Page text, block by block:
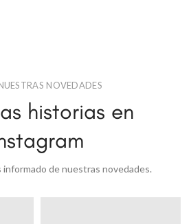
NOVEDADES
historias en
de nuestras novedades.